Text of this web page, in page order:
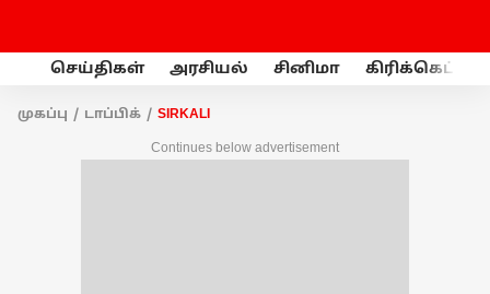
செய்திகள் அரசியல் சினிமா கிரிக்கெட்
முகப்பு டாப்பிக் SIRKALI
Continues below advertisement